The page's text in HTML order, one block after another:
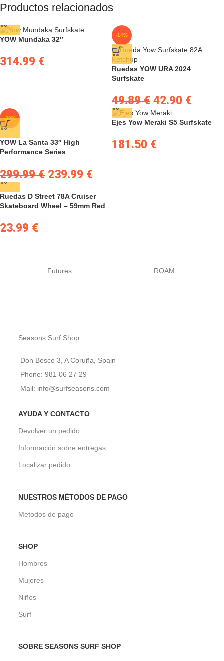
Productos relacionados
YOW Mundaka 32″
314.99 €
-14%
Ruedas YOW URA 2024
Surfskate
49.89€ 42.90 €
-20%
YOW La Santa 33″ High
Performance Series
299.99€ 239.99 €
Ejes Yow Meraki S5 Surfskate
181.50 €
Ruedas D Street 78A Cruiser
Skateboard Wheel – 59mm Red
23.99 €
Futures ROAM
Seasons Surf Shop
Don Bosco 3, A Coruña, Spain
Phone: 981 06 27 29
Mail: info@surfseasons.com
AYUDA Y CONTACTO
Devolver un pedido
Información sobre entregas
Localizar pedido
NUESTROS MÉTODOS DE PAGO
Metodos de pago
SHOP
Hombres
Mujeres
Niños
Surf
SOBRE SEASONS SURF SHOP